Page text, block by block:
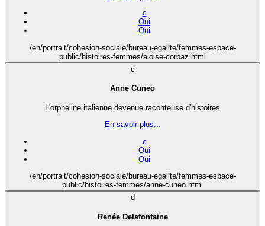
c
Oui
Oui
/en/portrait/cohesion-sociale/bureau-egalite/femmes-espace-
public/histoires-femmes/aloise-corbaz.html
c
Anne Cuneo
L'orpheline italienne devenue raconteuse d'histoires
En savoir plus...
c
Oui
Oui
/en/portrait/cohesion-sociale/bureau-egalite/femmes-espace-
public/histoires-femmes/anne-cuneo.html
d
Renée Delafontaine